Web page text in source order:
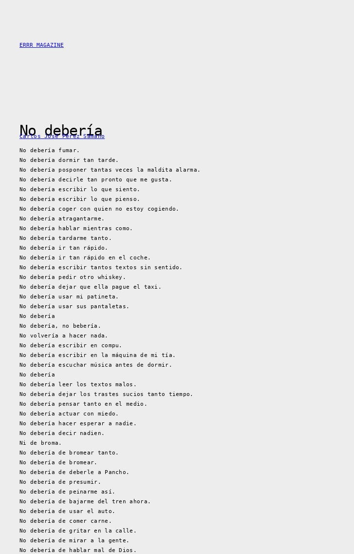
ERRR MAGAZINE
No debería
Carlos José Pérez Sámano
No debería fumar.
No debería dormir tan tarde.
No debería posponer tantas veces la maldita alarma.
No debería decirle tan pronto que me gusta.
No debería escribir lo que siento.
No debería escribir lo que pienso.
No debería coger con quien no estoy cogiendo.
No debería atragantarme.
No debería hablar mientras como.
No debería tardarme tanto.
No debería ir tan rápido.
No debería ir tan rápido en el coche.
No debería escribir tantos textos sin sentido.
No debería pedir otro whiskey.
No debería dejar que ella pague el taxi.
No debería usar mi patineta.
No debería usar sus pantaletas.
No debería
No debería, no bebería.
No volvería a hacer nada.
No debería escribir en compu.
No debería escribir en la máquina de mi tía.
No debería escuchar música antes de dormir.
No debería
No debería leer los textos malos.
No debería dejar los trastes sucios tanto tiempo.
No debería pensar tanto en el medio.
No debería actuar con miedo.
No debería hacer esperar a nadie.
No debería decir nadien.
Ni de broma.
No debería de bromear tanto.
No debería de bromear.
No debería de deberle a Pancho.
No debería de presumir.
No debería de peinarme así.
No debería de bajarme del tren ahora.
No debería de usar el auto.
No debería de comer carne.
No debería de gritar en la calle.
No debería de mirar a la gente.
No debería de hablar mal de Dios.